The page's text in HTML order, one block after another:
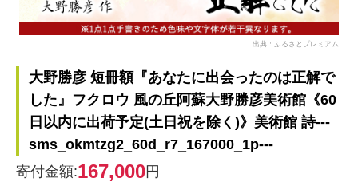
出典：ふるさとプレミアム
大野勝彦 短冊額『あなたに出会ったのは正解で
した』フクロウ 風の丘阿蘇大野勝彦美術館《60
日以内に出荷予定(土日祝を除く)》美術館 詩---
sms_okmtzg2_60d_r7_167000_1p---
寄付金額:167,000円